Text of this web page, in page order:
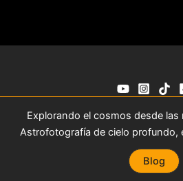
Explorando el cosmos desde las
Astrofotografía de cielo profundo,
Blog